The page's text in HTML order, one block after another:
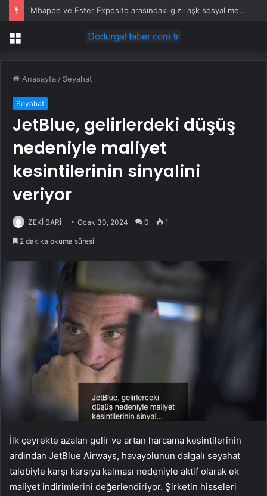
Mbappe ve Ester Exposito arasındaki gizli aşk sosyal medya paylaşımıyla kesinlik kazandı
Menü
Anasayfa / Seyahat
Seyahat
JetBlue, gelirlerdeki düşüş
nedeniyle maliyet
kesintilerinin sinyalini
veriyor
ZEKİ SARİ Ocak 30, 2024 0 1
2 dakika okuma süresi
İlk çeyrekte azalan gelir ve artan harcama kesintilerinin
ardından JetBlue Airways, havayolunun dalgalı seyahat
talebiyle karşı karşıya kalması nedeniyle aktif olarak ek
maliyet indirimlerini değerlendiriyor. Şirketin hisseleri